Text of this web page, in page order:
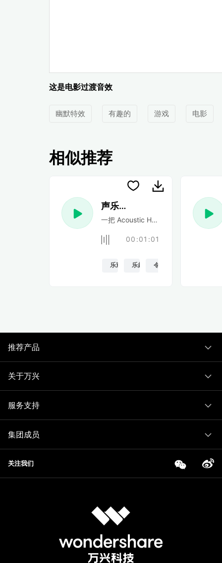
这是电影过渡音效
幽默特效 有趣的 游戏 电影
相似推荐
声乐民谣
一把 Acoustic Happy 民谣吉他，带有
00:01:01
乐观的 乐趣 令人振奋
推荐产品
关于万兴
服务支持
集团成员
关注我们